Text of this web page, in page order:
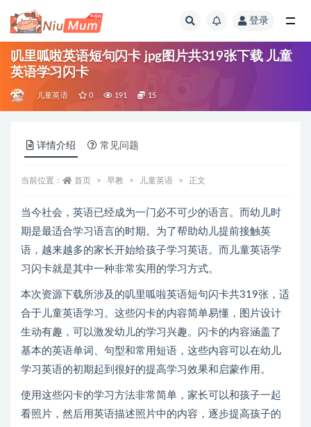
登录
叽里呱啦英语短句闪卡 jpg图片共319张下载 儿童
英语学习闪卡
儿童英语 0 191 15
详情介绍 常见问题
当前位置： 首页 早教 儿童英语 正文
当今社会，英语已经成为一门必不可少的语言。而幼儿时
期是最适合学习语言的时期。为了帮助幼儿提前接触英
语，越来越多的家长开始给孩子学习英语。而儿童英语学
习闪卡就是其中一种非常实用的学习方式。
本次资源下载所涉及的叽里呱啦英语短句闪卡共319张，适
合于儿童英语学习。这些闪卡的内容简单易懂，图片设计
生动有趣，可以激发幼儿的学习兴趣。闪卡的内容涵盖了
基本的英语单词、句型和常用短语，这些内容可以在幼儿
学习英语的初期起到很好的提高学习效果和启蒙作用。
使用这些闪卡的学习方法非常简单，家长可以和孩子一起
看照片，然后用英语描述照片中的内容，逐步提高孩子的